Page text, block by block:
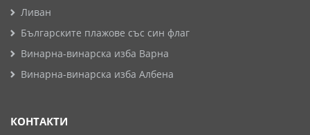
Ливан
Българските плажове със син флаг
Винарна-винарска изба Варна
Винарна-винарска изба Албена
КОНТАКТИ